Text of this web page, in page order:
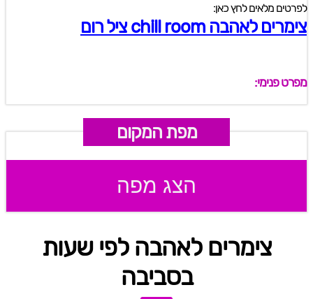
לפרטים מלאים לחץ כאן:
צימרים לאהבה chill room ציל רום
מפרט פנימי:
מפת המקום
הצג מפה
צימרים לאהבה לפי שעות
בסביבה